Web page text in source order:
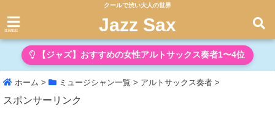
クールで渋い大人の世界
menu Jazz Sax
【ジャズ】おすすめの女性アルトサックス奏者1〜4位
ホーム > ミュージシャン一覧 > アルトサックス奏者 >
スポンサーリンク